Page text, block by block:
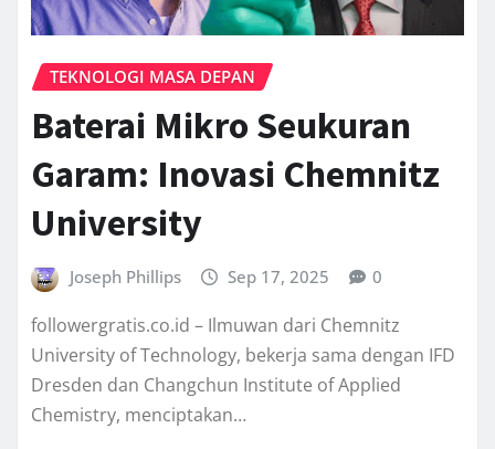
TEKNOLOGI MASA DEPAN
Baterai Mikro Seukuran
Garam: Inovasi Chemnitz
University
Joseph Phillips Sep 17, 2025 0
followergratis.co.id – Ilmuwan dari Chemnitz
University of Technology, bekerja sama dengan IFD
Dresden dan Changchun Institute of Applied
Chemistry, menciptakan…